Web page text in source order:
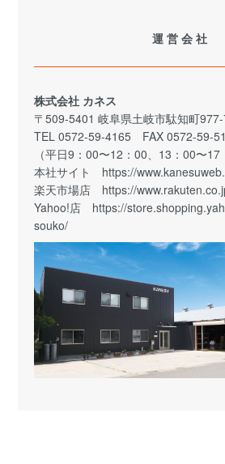
運営会社
株式会社 カネス
〒509-5401 岐阜県土岐市駄知町
TEL 0572-59-4165 FAX 0572-59-
（平日9：00〜12：00、13：00〜17
本社サイト https://
楽天市場店 https://
Yahoo!店 https://
souko/